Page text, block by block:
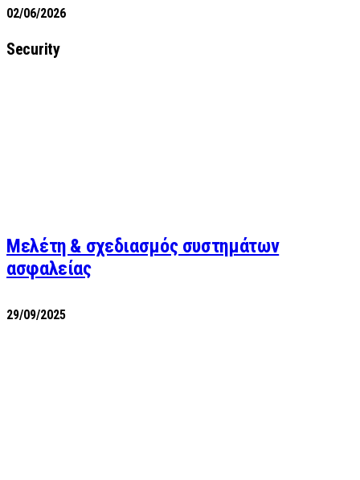
02/06/2026
Security
Μελέτη & σχεδιασμός συστημάτων
ασφαλείας
29/09/2025